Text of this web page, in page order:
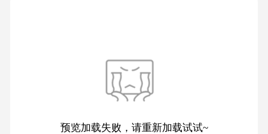
预览加载失败，请重新加载试试~